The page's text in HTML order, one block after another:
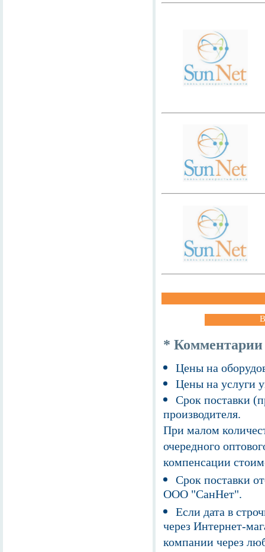
* Комментарии
Цены на
Цены на услуги
Срок поставки
производителя.
При малом
очередного
компенсации
Срок поставки
ООО "СанНет".
Если дата в
через Интернет-
компании через